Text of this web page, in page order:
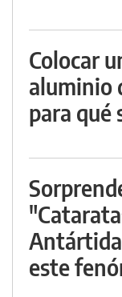
Colocar
aluminio
para qué
este